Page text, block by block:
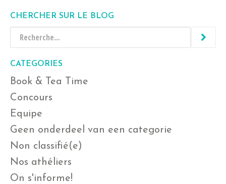
CHERCHER SUR LE BLOG
CATEGORIES
Book & Tea Time
Concours
Equipe
Geen onderdeel van een categorie
Non classifié(e)
Nos athéliers
On s'informe!